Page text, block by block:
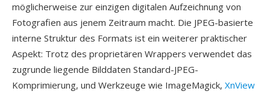
möglicherweise zur einzigen digitalen Aufzeichnung von
Fotografien aus jenem Zeitraum macht. Die JPEG-basierte
interne Struktur des Formats ist ein weiterer praktischer
Aspekt: Trotz des proprietären Wrappers verwendet das
zugrunde liegende Bilddaten Standard-JPEG-
Komprimierung, und Werkzeuge wie ImageMagick, XnView